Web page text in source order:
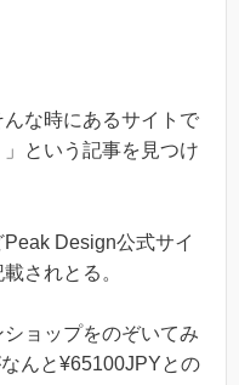
な時にあるサイトで
」という記事を見つけ
Design公式サイ
されとる。
ョップをのぞいてみ
んと¥65100JPYとの